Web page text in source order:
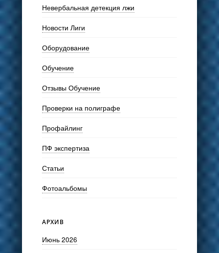
Невербальная детекция лжи
Новости Лиги
Оборудование
Обучение
Отзывы Обучение
Проверки на полиграфе
Профайлинг
ПФ экспертиза
Статьи
Фотоальбомы
АРХИВ
Июнь 2026